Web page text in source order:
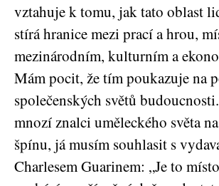
vztahuje k tomu, jak tato oblast
stírá hranice mezi prací a hrou,
mezinárodním, kulturním a
Mám pocit, že tím poukazuje na
společenských světů
mnozí znalci uměleckého světa
špínu, já musím souhlasit s
Charlesem Guarinem: „Je to